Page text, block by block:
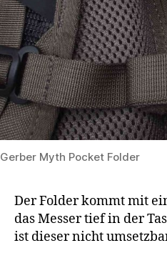
Gerber Myth Pocket Folder
Der Folder kommt mit
das Messer tief in der
ist dieser nicht